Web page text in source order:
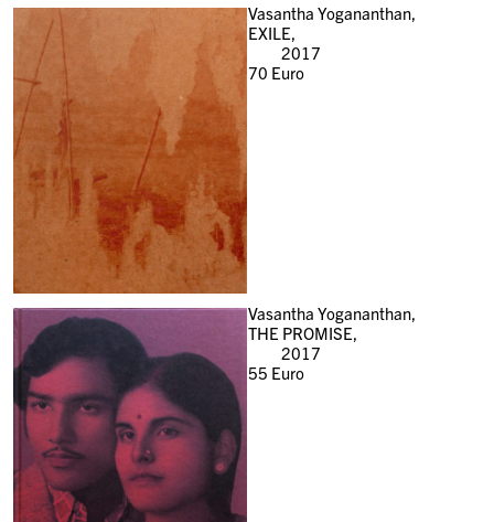
Vasantha Yogananthan,
EXILE,
2017
70 Euro
Vasantha Yogananthan,
THE PROMISE,
2017
55 Euro